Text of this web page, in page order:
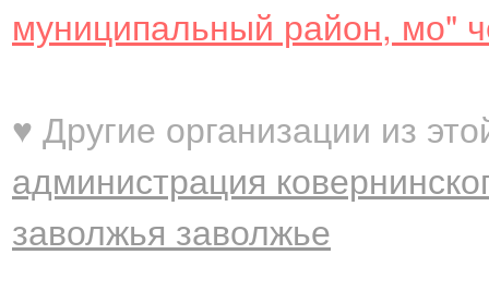
муниципальный район, мо"
♥ Другие организации из
администрация
заволжья заволжье